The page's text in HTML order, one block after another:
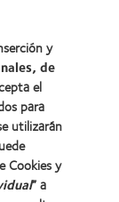
y
de
el
para
utilizarán
Cookies y
” a